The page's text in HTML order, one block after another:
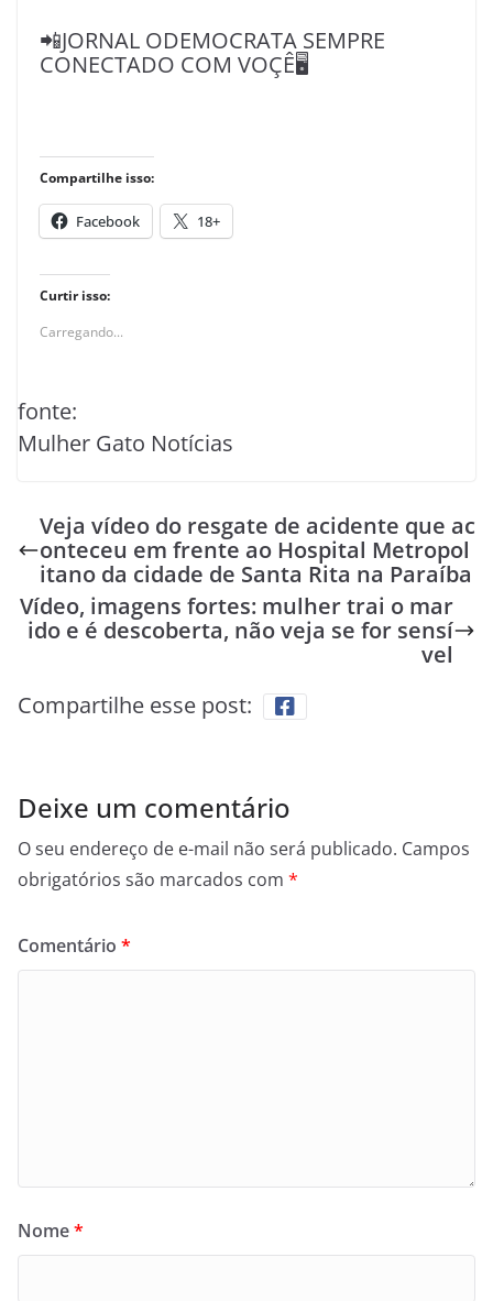
📲JORNAL ODEMOCRATA SEMPRE
CONECTADO COM VOÇÊ🖥️
Compartilhe isso:
Facebook 18+
Curtir isso:
Carregando...
fonte:
Mulher Gato Notícias
Veja vídeo do resgate de acidente que ac
onteceu em frente ao Hospital Metropol
itano da cidade de Santa Rita na Paraíba
Vídeo, imagens fortes: mulher trai o mar
ido e é descoberta, não veja se for sensí
vel
Compartilhe esse post:
Deixe um comentário
O seu endereço de e-mail não será publicado. Campos
obrigatórios são marcados com *
Comentário *
Nome*